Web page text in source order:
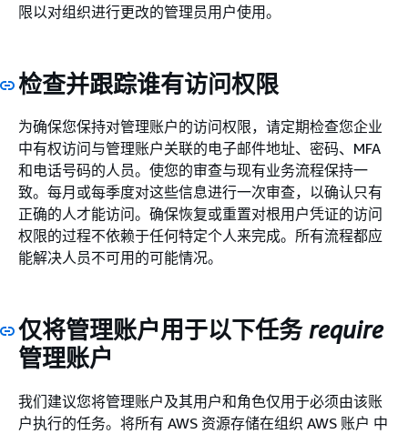
限以对组织进行更改的管理员用户使用。
检查并跟踪谁有访问权限
为确保您保持对管理账户的访问权限，请定期检查您企业
中有权访问与管理账户关联的电子邮件地址、密码、MFA
和电话号码的人员。使您的审查与现有业务流程保持一
致。每月或每季度对这些信息进行一次审查，以确认只有
正确的人才能访问。确保恢复或重置对根用户凭证的访问
权限的过程不依赖于任何特定个人来完成。所有流程都应
能解决人员不可用的可能情况。
仅将管理账户用于以下任务require
管理账户
我们建议您将管理账户及其用户和角色仅用于必须由该账
户执行的任务。将所有 AWS 资源存储在组织 AWS 账户 中